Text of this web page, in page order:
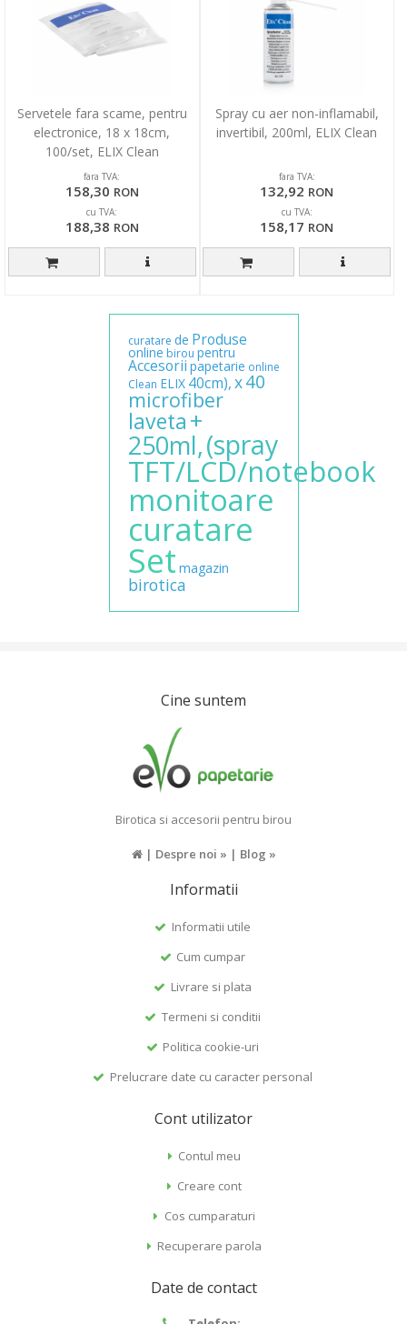
Servetele fara scame, pentru
electronice, 18 x 18cm,
100/set, ELIX Clean
fara TVA:
158,30 RON
cu TVA:
188,38 RON
Spray cu aer non-inflamabil,
invertibil, 200ml, ELIX Clean
fara TVA:
132,92 RON
cu TVA:
158,17 RON
curatare de Produse
online birou pentru
Accesorii papetarie online
Clean ELIX 40cm),x40
microfiber
laveta+
250ml,(spray
TFT/LCD/notebook
monitoare
curatare
Set magazin
birotica
Cine suntem
Birotica si accesorii pentru birou
| Despre noi » | Blog »
Informatii
Informatii utile
Cum cumpar
Livrare si plata
Termeni si conditii
Politica cookie-uri
Prelucrare date cu caracter personal
Cont utilizator
Contul meu
Creare cont
Cos cumparaturi
Recuperare parola
Date de contact